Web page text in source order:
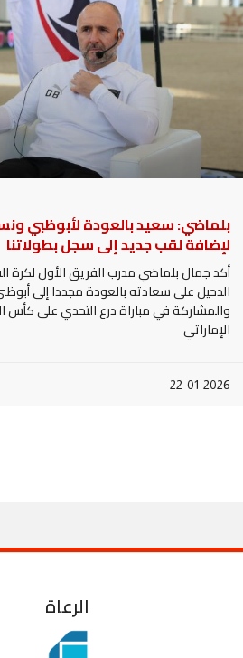
بلماضي: سعيد بالعودة لأبوظبي
لإضافة لقب جديد إلى سجل بطولاتنا
أكد جمال بلماضي مدرب الفريق الأول لكرة
الدحيل على سعادته بالعودة مجددا إلى
والمشاركة في مباراة درع التحدي على كأس
الإماراتي
22-01-2026
الرعاة